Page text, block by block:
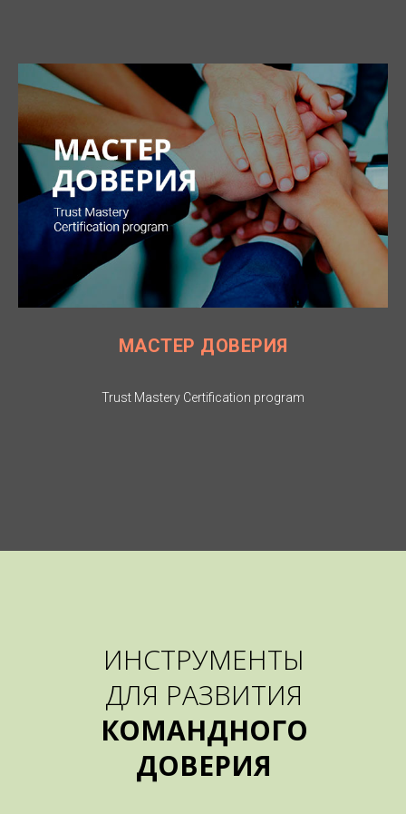
МАСТЕР ДОВЕРИЯ
Trust Mastery Certification program
ИНСТРУМЕНТЫ
ДЛЯ РАЗВИТИЯ
КОМАНДНОГО
ДОВЕРИЯ